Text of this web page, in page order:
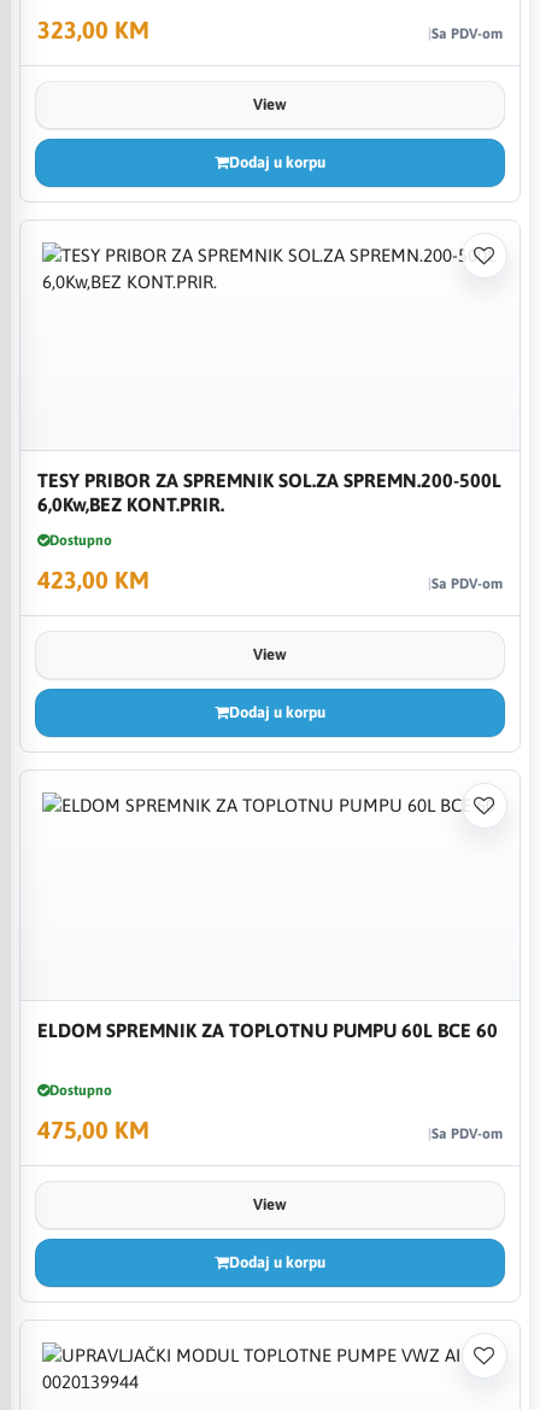
323,00 KM Sa PDV-om
View
Dodaj u korpu
TESY PRIBOR ZA SPREMNIK SOL.ZA SPREMN.200-500L
6,0Kw,BEZ KONT.PRIR.
Dostupno
423,00 KM Sa PDV-om
View
Dodaj u korpu
ELDOM SPREMNIK ZA TOPLOTNU PUMPU 60L BCE 60
Dostupno
475,00 KM Sa PDV-om
View
Dodaj u korpu